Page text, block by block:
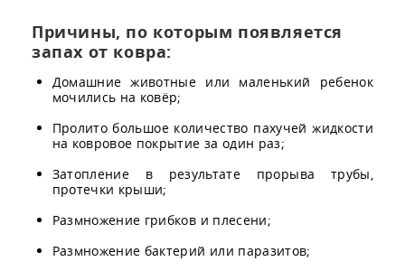
Причины, по которым появляется
запах от ковра:
Домашние животные или маленький ребенок
мочились на ковёр;
Пролито большое количество пахучей жидкости
на ковровое покрытие за один раз;
Затопление в результате прорыва трубы,
протечки крыши;
Размножение грибков и плесени;
Размножение бактерий или паразитов;